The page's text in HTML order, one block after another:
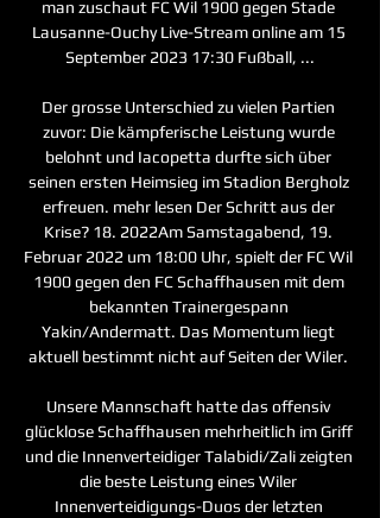
man zuschaut FC Wil 1900 gegen Stade
Lausanne-Ouchy Live-Stream online am 15
September 2023 17:30 Fußball, ...
Der grosse Unterschied zu vielen Partien
zuvor: Die kämpferische Leistung wurde
belohnt und Iacopetta durfte sich über
seinen ersten Heimsieg im Stadion Bergholz
erfreuen. mehr lesen Der Schritt aus der
Krise? 18. 2022Am Samstagabend, 19.
Februar 2022 um 18:00 Uhr, spielt der FC Wil
1900 gegen den FC Schaffhausen mit dem
bekannten Trainergespann
Yakin/Andermatt. Das Momentum liegt
aktuell bestimmt nicht auf Seiten der Wiler.
Unsere Mannschaft hatte das offensiv
glücklose Schaffhausen mehrheitlich im Griff
und die Innenverteidiger Talabidi/Zali zeigten
die beste Leistung eines Wiler
Innenverteidigungs-Duos der letzten